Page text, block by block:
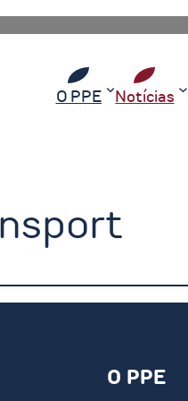
O PPE Notícias
O PPE